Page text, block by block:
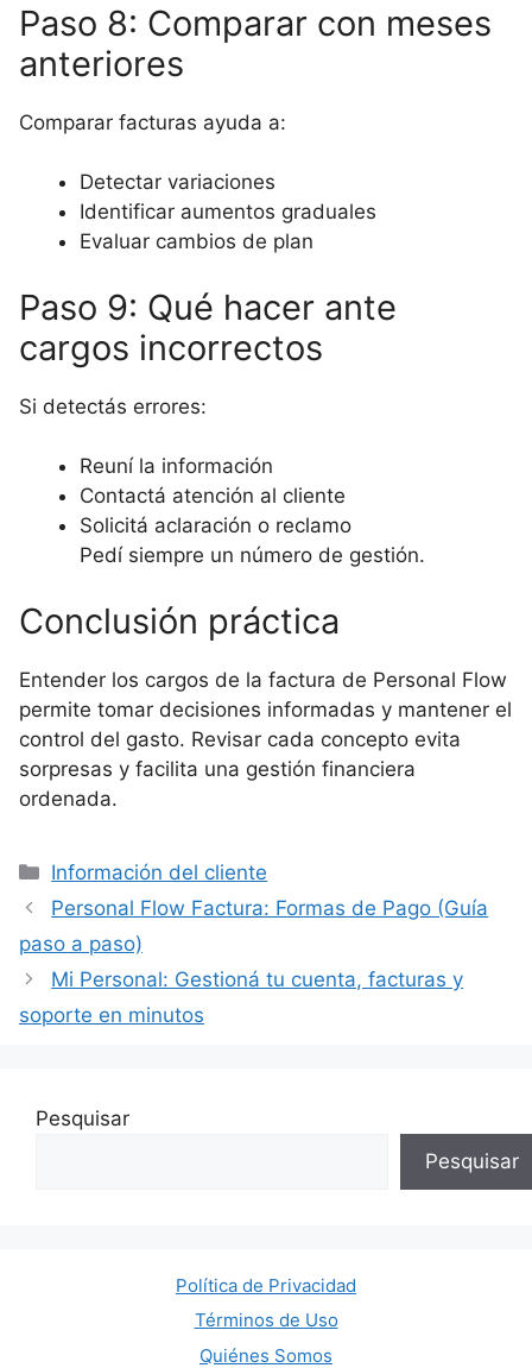
Paso 8: Comparar con meses
anteriores
Comparar facturas ayuda a:
Detectar variaciones
Identificar aumentos graduales
Evaluar cambios de plan
Paso 9: Qué hacer ante
cargos incorrectos
Si detectás errores:
Reuní la información
Contactá atención al cliente
Solicitá aclaración o reclamo
Pedí siempre un número de gestión.
Conclusión práctica
Entender los cargos de la factura de Personal Flow
permite tomar decisiones informadas y mantener el
control del gasto. Revisar cada concepto evita
sorpresas y facilita una gestión financiera
ordenada.
Categorías
Información del cliente
Personal Flow Factura: Formas de Pago (Guía
paso a paso)
Mi Personal: Gestioná tu cuenta, facturas y
soporte en minutos
Pesquisar
Pesquisar
Política de Privacidad
Términos de Uso
Quiénes Somos